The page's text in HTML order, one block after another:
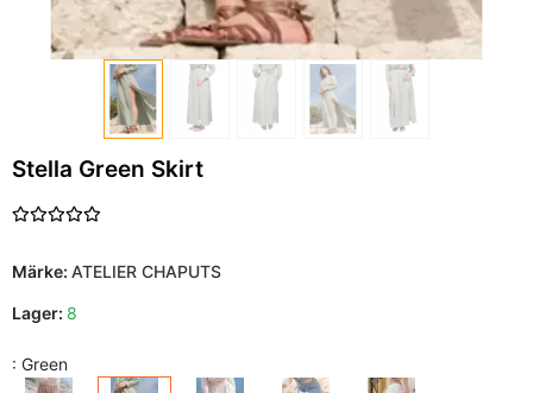
Stella Green Skirt
Märke: ATELIER CHAPUTS
Lager: 8
: Green